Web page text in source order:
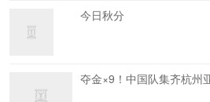
今日秋分
夺金×9！中国队集齐杭州